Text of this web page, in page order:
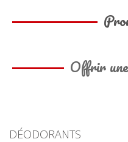
Offrir
DÉODORANTS